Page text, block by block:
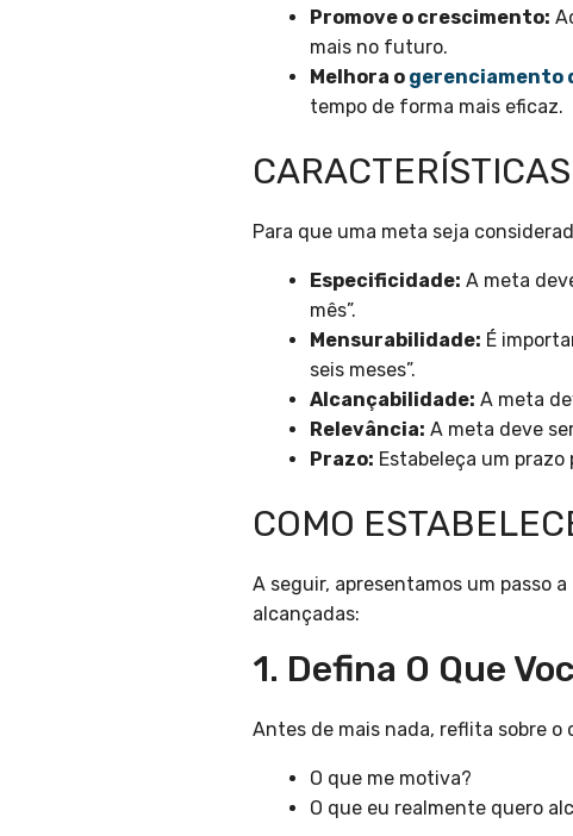
Promove o crescimento:
mais no futuro.
Melhora o gerenciamento
tempo de forma mais eficaz.
Para que uma meta seja
Especificidade: A meta
mês”.
Mensurabilidade: É
seis meses”.
Alcançabilidade: A meta
Relevância: A meta deve
Prazo: Estabeleça um
COMO
A seguir, apresentamos um passo
alcançadas:
1. Defina O Que
Antes de mais nada, reflita sobre o
O que me motiva?
O que eu realmente quero